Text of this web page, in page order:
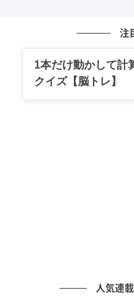
・にんにく（すりお
・レモン汁……1/4個分
・煎りごま……適量
注
1本だけ動かして計
クイズ【脳トレ】
人気連